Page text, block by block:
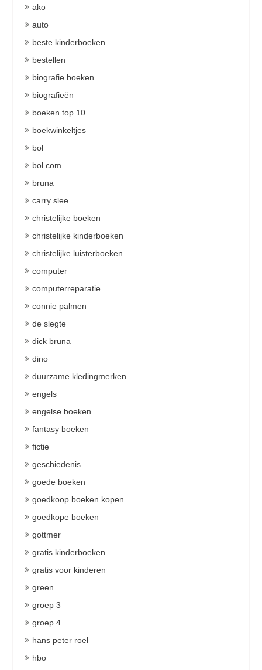
ako
auto
beste kinderboeken
bestellen
biografie boeken
biografieën
boeken top 10
boekwinkeltjes
bol
bol com
bruna
carry slee
christelijke boeken
christelijke kinderboeken
christelijke luisterboeken
computer
computerreparatie
connie palmen
de slegte
dick bruna
dino
duurzame kledingmerken
engels
engelse boeken
fantasy boeken
fictie
geschiedenis
goede boeken
goedkoop boeken kopen
goedkope boeken
gottmer
gratis kinderboeken
gratis voor kinderen
green
groep 3
groep 4
hans peter roel
hbo